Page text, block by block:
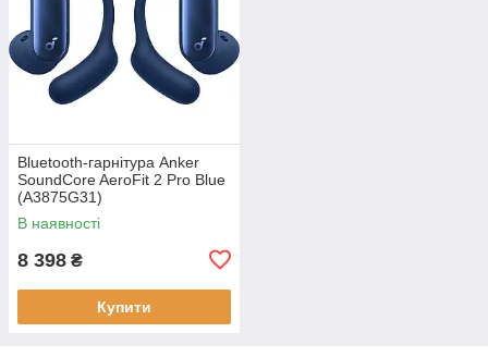
Bluetooth-гарнітура Anker
SoundCore AeroFit 2 Pro Blue
(A3875G31)
В наявності
8 398 ₴
Купити